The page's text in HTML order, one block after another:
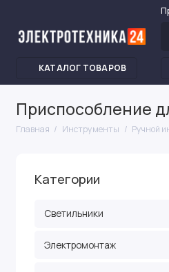
КАТАЛОГ ТОВАРОВ
Приспособление
Главная Инструменты Ручной
Категории
Светильники
Электромонтаж